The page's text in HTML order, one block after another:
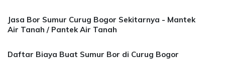
Jasa Bor Sumur Curug Bogor Sekitarnya - Mantek
Air Tanah / Pantek Air Tanah
Daftar Biaya Buat Sumur Bor di Curug Bogor